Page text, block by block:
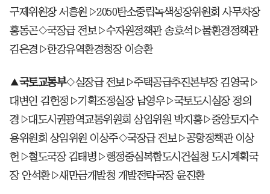
구제위원장 서흥원▷2050탄소중립녹색성장위원회 사무차장
홍동곤◇국장급 전보▷수자원정책관 송호석▷물환경정책관
김은경▷한강유역환경청장 이승환
▲국토교통부◇실장급 전보▷주택공급추진본부장 김영국▷
대변인 김헌정▷기획조정실장 남영우▷국토도시실장 정의
경▷대도시권광역교통위원회 상임위원 박지홍▷중앙토지수
용위원회 상임위원 이상주◇국장급 전보▷공항정책관 이상
헌▷철도국장 김태병▷행정중심복합도시건설청 도시계획국
장 안석환▷새만금개발청 개발전략국장 윤진환